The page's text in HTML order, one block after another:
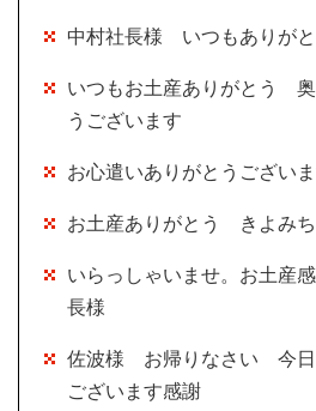
中村社長様 いつもありが
いつもお土産ありがとう
うございます
お心遣いありがとうござい
お土産ありがとう きよみ
いらっしゃいませ。お土産
長様
佐波様 お帰りなさい 今日
ございます感謝